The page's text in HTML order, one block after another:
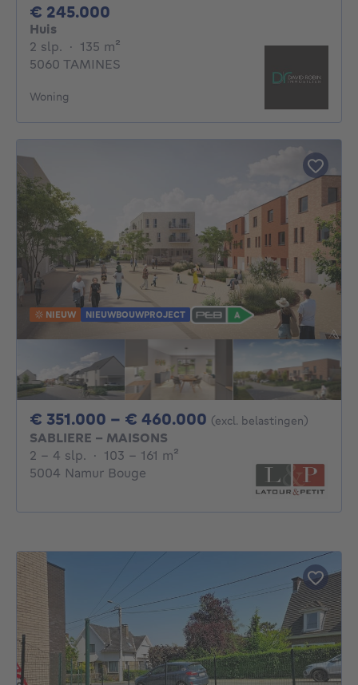
€ 245.000
Huis
2 slp. 2 slaapkamers
· 135 m²
5060 TAMINES
Woning
NIEUW NIEUWBOUWPROJECT
€ 351.000 - € 460.000 Van 351000€ Tot
(excl. belastingen)
SABLIERE - MAISONS
2 - 4 Slaapkamers
2 - 4 slp. · 103 - 161 m²
5004 Namur Bouge